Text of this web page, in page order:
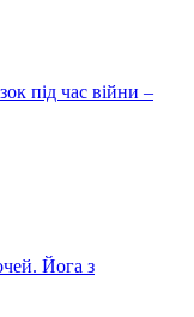
під час війни –
Йога з